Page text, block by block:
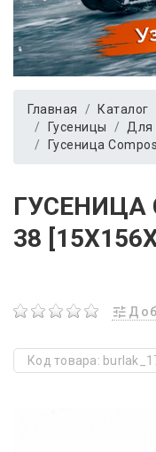
Главная Каталог
Гусеницы
Для
Гусеница
ГУСЕНИЦА
38
Код товара: